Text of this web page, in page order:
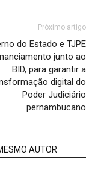
Próximo artigo
do Estado e TJPE
junto ao
BID, para garantir a
digital do
Poder Judiciário
pernambucano
AUTOR